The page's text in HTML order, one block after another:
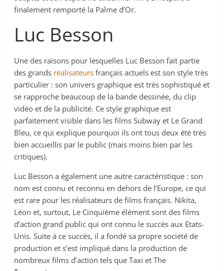
finalement remporté la Palme d’Or.
Luc Besson
Une des raisons pour lesquelles Luc Besson fait partie
des grands réalisateurs français actuels est son style très
particulier : son univers graphique est très sophistiqué et
se rapproche beaucoup de la bande dessinée, du clip
vidéo et de la publicité. Ce style graphique est
parfaitement visible dans les films Subway et Le Grand
Bleu, ce qui explique pourquoi ils ont tous deux été très
bien accueillis par le public (mais moins bien par les
critiques).
Luc Besson a également une autre caractéristique : son
nom est connu et reconnu en dehors de l’Europe, ce qui
est rare pour les réalisateurs de films français. Nikita,
Léon et, surtout, Le Cinquième élément sont des films
d’action grand public qui ont connu le succès aux Etats-
Unis. Suite à ce succès, il a fondé sa propre société de
production et s’est impliqué dans la production de
nombreux films d’action tels que Taxi et The